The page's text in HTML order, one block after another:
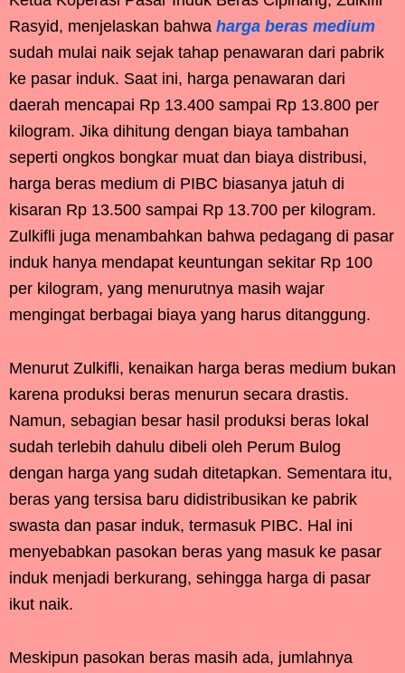
Rasyid, menjelaskan bahwa harga beras medium
sudah mulai naik sejak tahap penawaran dari pabrik
ke pasar induk. Saat ini, harga penawaran dari
daerah mencapai Rp 13.400 sampai Rp 13.800 per
kilogram. Jika dihitung dengan biaya tambahan
seperti ongkos bongkar muat dan biaya distribusi,
harga beras medium di PIBC biasanya jatuh di
kisaran Rp 13.500 sampai Rp 13.700 per kilogram.
Zulkifli juga menambahkan bahwa pedagang di pasar
induk hanya mendapat keuntungan sekitar Rp 100
per kilogram, yang menurutnya masih wajar
mengingat berbagai biaya yang harus ditanggung.
Menurut Zulkifli, kenaikan harga beras medium bukan
karena produksi beras menurun secara drastis.
Namun, sebagian besar hasil produksi beras lokal
sudah terlebih dahulu dibeli oleh Perum Bulog
dengan harga yang sudah ditetapkan. Sementara itu,
beras yang tersisa baru didistribusikan ke pabrik
swasta dan pasar induk, termasuk PIBC. Hal ini
menyebabkan pasokan beras yang masuk ke pasar
induk menjadi berkurang, sehingga harga di pasar
ikut naik.
Meskipun pasokan beras masih ada, jumlahnya